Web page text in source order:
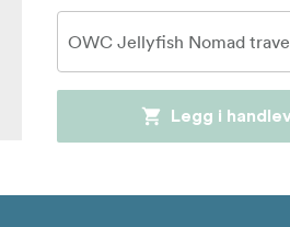
Legg i